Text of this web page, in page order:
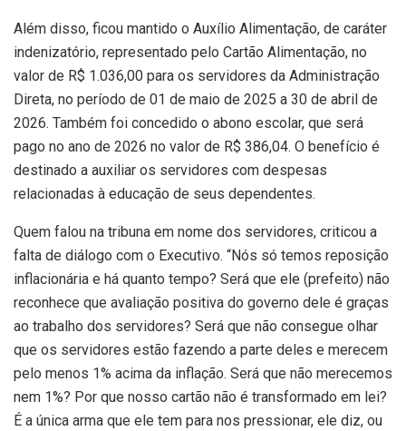
Além disso, ficou mantido o Auxílio Alimentação, de caráter
indenizatório, representado pelo Cartão Alimentação, no
valor de R$ 1.036,00 para os servidores da Administração
Direta, no período de 01 de maio de 2025 a 30 de abril de
2026. Também foi concedido o abono escolar, que será
pago no ano de 2026 no valor de R$ 386,04. O benefício é
destinado a auxiliar os servidores com despesas
relacionadas à educação de seus dependentes.
Quem falou na tribuna em nome dos servidores, criticou a
falta de diálogo com o Executivo. “Nós só temos reposição
inflacionária e há quanto tempo? Será que ele (prefeito) não
reconhece que avaliação positiva do governo dele é graças
ao trabalho dos servidores? Será que não consegue olhar
que os servidores estão fazendo a parte deles e merecem
pelo menos 1% acima da inflação. Será que não merecemos
nem 1%? Por que nosso cartão não é transformado em lei?
É a única arma que ele tem para nos pressionar, ele diz, ou